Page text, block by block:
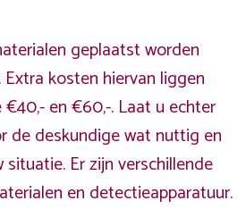
geplaatst worden
kosten hiervan liggen
en €60,-. Laat u echter
de deskundige wat nuttig en
Er zijn verschillende
en detectieapparatuur.